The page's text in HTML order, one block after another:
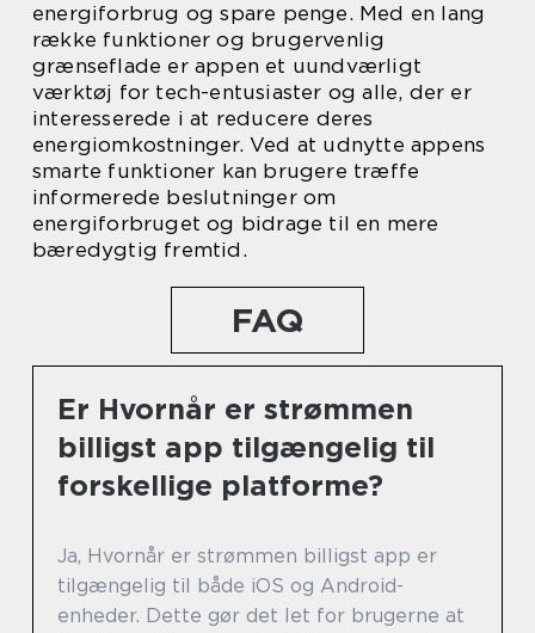
energiforbrug og spare penge. Med en lang
række funktioner og brugervenlig
grænseflade er appen et uundværligt
værktøj for tech-entusiaster og alle, der er
interesserede i at reducere deres
energiomkostninger. Ved at udnytte appens
smarte funktioner kan brugere træffe
informerede beslutninger om
energiforbruget og bidrage til en mere
bæredygtig fremtid.
FAQ
Er Hvornår er strømmen
billigst app tilgængelig til
forskellige platforme?
Ja, Hvornår er strømmen billigst app er
tilgængelig til både iOS og Android-
enheder. Dette gør det let for brugerne at